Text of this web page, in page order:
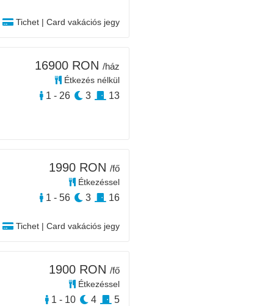
Tichet | Card vakációs jegy
16900 RON /ház
Étkezés nélkül
1 - 26 3 13
Tichet | Card vakációs jegy
1990 RON /fő
Étkezéssel
1 - 56 3 16
1900 RON /fő
Étkezéssel
1 - 10 4 5